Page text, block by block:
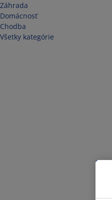
Záhrada
Domácnosť
Chodba
Všetky kategórie